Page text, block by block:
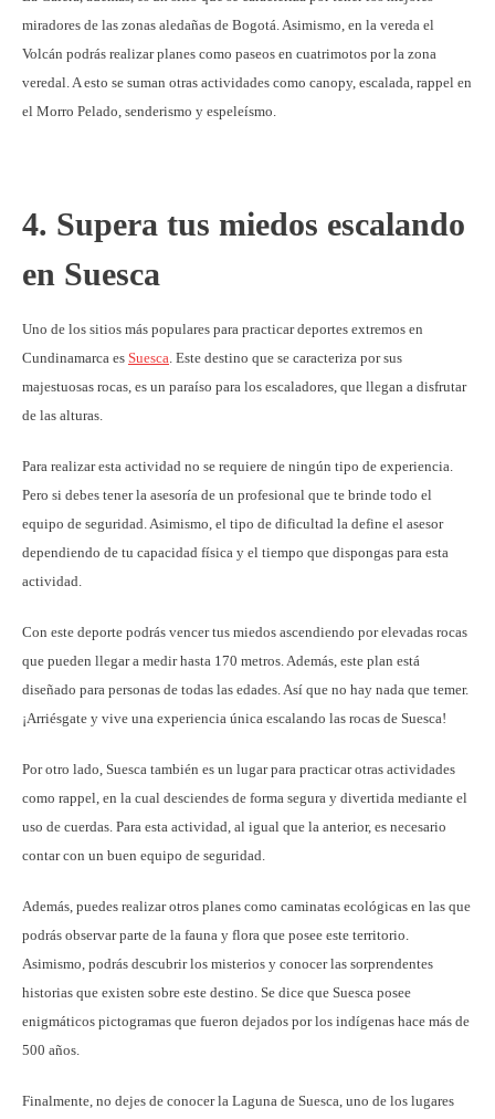
miradores de las zonas aledañas de Bogotá. Asimismo, en la vereda el
Volcán podrás realizar planes como paseos en cuatrimotos por la zona
veredal. A esto se suman otras actividades como canopy, escalada, rappel en
el Morro Pelado, senderismo y espeleísmo.
4. Supera tus miedos escalando
en Suesca
Uno de los sitios más populares para practicar deportes extremos en
Cundinamarca es Suesca . Este destino que se caracteriza por sus
majestuosas rocas, es un paraíso para los escaladores, que llegan a disfrutar
de las alturas.
Para realizar esta actividad no se requiere de ningún tipo de experiencia.
Pero si debes tener la asesoría de un profesional que te brinde todo el
equipo de seguridad. Asimismo, el tipo de dificultad la define el asesor
dependiendo de tu capacidad física y el tiempo que dispongas para esta
actividad.
Con este deporte podrás vencer tus miedos ascendiendo por elevadas rocas
que pueden llegar a medir hasta 170 metros. Además, este plan está
diseñado para personas de todas las edades. Así que no hay nada que temer.
¡Arriésgate y vive una experiencia única escalando las rocas de Suesca!
Por otro lado, Suesca también es un lugar para practicar otras actividades
como rappel, en la cual desciendes de forma segura y divertida mediante el
uso de cuerdas. Para esta actividad, al igual que la anterior, es necesario
contar con un buen equipo de seguridad.
Además, puedes realizar otros planes como caminatas ecológicas en las que
podrás observar parte de la fauna y flora que posee este territorio.
Asimismo, podrás descubrir los misterios y conocer las sorprendentes
historias que existen sobre este destino. Se dice que Suesca posee
enigmáticos pictogramas que fueron dejados por los indígenas hace más de
500 años.
Finalmente, no dejes de conocer la Laguna de Suesca, uno de los lugares